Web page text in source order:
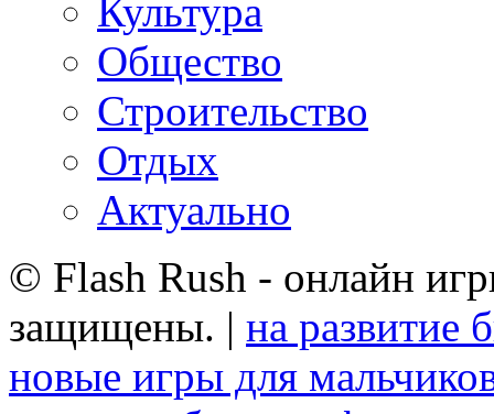
Культура
Общество
Строительство
Отдых
Актуально
© Flash Rush - онлайн
защищены. | на развитие
новые игры для